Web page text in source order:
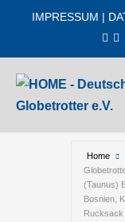
IMPRESSUM |
Home
(Taunus) Balkan-Explorer: Eine Reise durch
Bosnien,
Rucksack